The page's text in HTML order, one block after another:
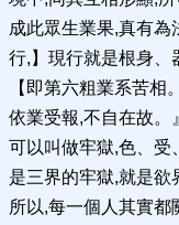
成此眾生業果,真有為
行,】現行就是根身、
【即第六粗業系苦相
依業受報,不自在故。
可以叫做牢獄,色、受
是三界的牢獄,就是欲
所以,每一個人其實